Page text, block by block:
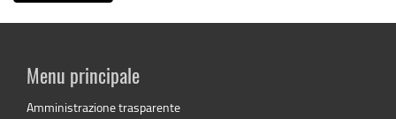
Menu principale
Amministrazione trasparente